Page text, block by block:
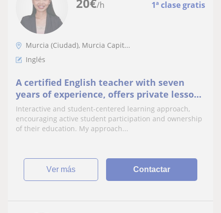
/h 1ª clase gratis
Murcia (Ciudad), Murcia Capit...
Inglés
A certified English teacher with seven
years of experience, offers private lessons
from beginner to advance level
Interactive and student-centered learning approach,
encouraging active student participation and ownership
of their education. My approach...
ver más Contactar